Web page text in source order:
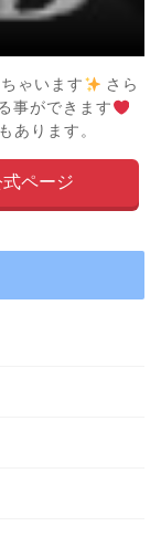
ゃいます
さら
事ができます
あります。
式ページ